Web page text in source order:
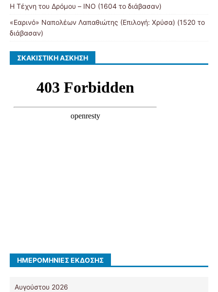
Η Τέχνη του Δρόμου – ΙΝΟ (1604 το διάβασαν)
«Εαρινό» Ναπολέων Λαπαθιώτης (Επιλογή: Χρύσα) (1520 το
διάβασαν)
ΣΚΑΚΙΣΤΙΚΉ ΆΣΚΗΣΗ
ΗΜΕΡΟΜΗΝΊΕΣ ΈΚΔΟΣΗΣ
Αυγούστου 2026